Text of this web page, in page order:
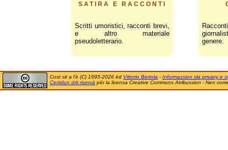
SATIRA E RACCONTI
Scritti umoristici, racconti brevi,
e altro materiale
pseudoletterario.
genere.
Cost sit a l'è (C) 1995-2026 ëd Vittorio Bertola - Informassion sla privacy e
Certidun drit riservà për la licensa Creative Commons Atribussion - Nen